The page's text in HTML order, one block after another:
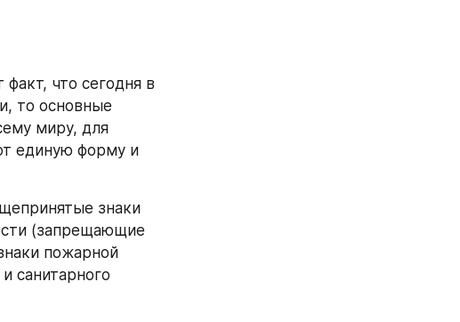
что сегодня в
то основные
миру, для
единую форму и
знаки
(запрещающие
пожарной
санитарного